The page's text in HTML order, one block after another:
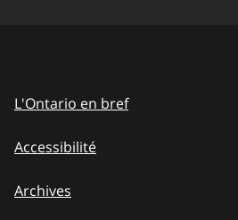
L'Ontario en bref
Accessibilité
Archives